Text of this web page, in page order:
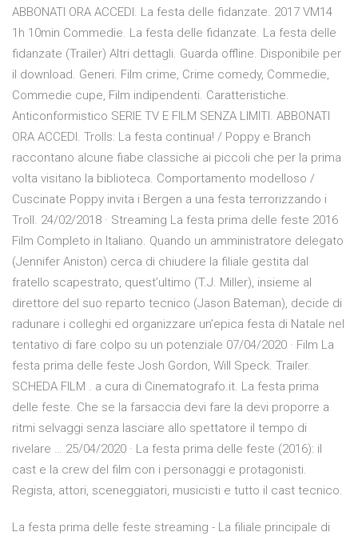
ABBONATI ORA ACCEDI. La festa delle fidanzate. 2017 VM14
1h 10min Commedie. La festa delle fidanzate. La festa delle
fidanzate (Trailer) Altri dettagli. Guarda offline. Disponibile per
il download. Generi. Film crime, Crime comedy, Commedie,
Commedie cupe, Film indipendenti. Caratteristiche.
Anticonformistico SERIE TV E FILM SENZA LIMITI. ABBONATI
ORA ACCEDI. Trolls: La festa continua! / Poppy e Branch
raccontano alcune fiabe classiche ai piccoli che per la prima
volta visitano la biblioteca. Comportamento modelloso /
Cuscinate Poppy invita i Bergen a una festa terrorizzando i
Troll. 24/02/2018 · Streaming La festa prima delle feste 2016
Film Completo in Italiano. Quando un amministratore delegato
(Jennifer Aniston) cerca di chiudere la filiale gestita dal
fratello scapestrato, quest’ultimo (T.J. Miller), insieme al
direttore del suo reparto tecnico (Jason Bateman), decide di
radunare i colleghi ed organizzare un’epica festa di Natale nel
tentativo di fare colpo su un potenziale 07/04/2020 · Film La
festa prima delle feste Josh Gordon, Will Speck. Trailer.
SCHEDA FILM . a cura di Cinematografo.it. La festa prima
delle feste. Che se la farsaccia devi fare la devi proporre a
ritmi selvaggi senza lasciare allo spettatore il tempo di
rivelare … 25/04/2020 · La festa prima delle feste (2016): il
cast e la crew del film con i personaggi e protagonisti.
Regista, attori, sceneggiatori, musicisti e tutto il cast tecnico.
La festa prima delle feste streaming - La filiale principale di